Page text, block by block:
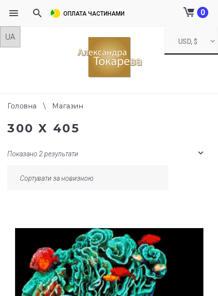
Skip
USD, $
0
ОПЛАТА ЧАСТИНАМИ
Головна \ Магазин
300 X 405
Показано 2 результати